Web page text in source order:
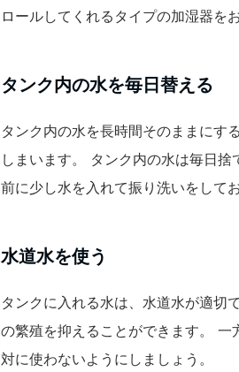
ロールしてくれるタイプの加湿器を
タンク内の水を毎日替える
タンク内の水を長時間そのままにす
しまいます。 タンク内の水は毎日
前に少し水を入れて振り洗いをして
水道水を使う
タンクに入れる水は、水道水が適切
の繁殖を抑えることができます。
対に使わないようにしましょう。